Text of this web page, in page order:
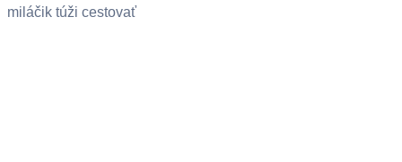
miláčik túži cestovať